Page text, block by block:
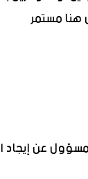
هنا مستمر
عن